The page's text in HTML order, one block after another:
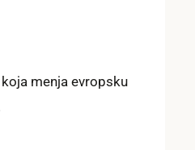
menja evropsku